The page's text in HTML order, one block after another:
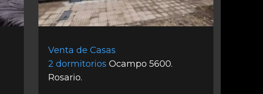
Venta de Casas
2 dormitorios Ocampo 5600.
Rosario.